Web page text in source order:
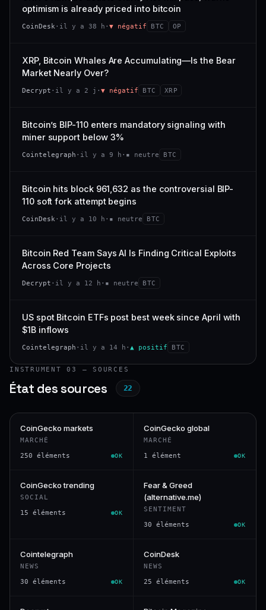
CONFIANCE
VAR. 7 J VAR. 30 J
CONFIANCE
momentum 24 h dégradé (+0,0 %), volume 24 h atone
(0,9 % de sa capitalisation échangés).
538 M$ 4,7 M$
−2,9 % −1,9 %
−50,0 % #93
CONFIANCE
optimism is already priced into bitcoin
CoinDesk · il y a 38 h · ▼ négatif BTC OP
XRP, Bitcoin Whales Are Accumulating—Is the Bear
Market Nearly Over?
Decrypt · il y a 2 j · ▼ négatif BTC XRP
Bitcoin’s BIP-110 enters mandatory signaling with
miner support below 3%
Cointelegraph · il y a 9 h · ▪ neutre BTC
Bitcoin hits block 961,632 as the controversial BIP-
110 soft fork attempt begins
CoinDesk · il y a 10 h · ▪ neutre BTC
Bitcoin Red Team Says AI Is Finding Critical Exploits
Across Core Projects
Decrypt · il y a 12 h · ▪ neutre BTC
US spot Bitcoin ETFs post best week since April with
$1B inflows
Cointelegraph · il y a 14 h · ▲ positif BTC
INSTRUMENT 03 — SOURCES
État des sources 22
CoinGecko markets
MARCHÉ
250 éléments OK
CoinGecko global
MARCHÉ
1 élément OK
CoinGecko trending
SOCIAL
15 éléments OK
Fear & Greed
(alternative.me)
SENTIMENT
30 éléments OK
Cointelegraph
NEWS
30 éléments OK
CoinDesk
NEWS
25 éléments OK